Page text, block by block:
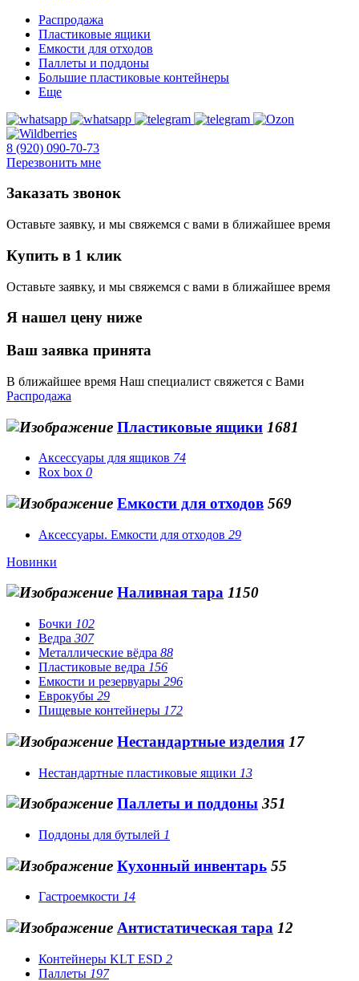
Распродажа
Пластиковые ящики
Емкости для отходов
Паллеты и поддоны
Большие пластиковые контейнеры
Еще
8 (920) 090-70-73
Перезвонить мне
Заказать звонок
Оставьте заявку, и мы свяжемся с вами в ближайшее время
Купить в 1 клик
Оставьте заявку, и мы свяжемся с вами в ближайшее время
Я нашел цену ниже
Ваш заявка принята
В ближайшее время Наш специалист свяжется с Вами
Распродажа
Пластиковые ящики 1681
Аксессуары для ящиков 74
Rox box 0
Емкости для отходов 569
Аксессуары. Емкости для отходов 29
Новинки
Наливная тара 1150
Бочки 102
Ведра 307
Металлические вёдра 88
Пластиковые ведра 156
Емкости и резервуары 296
Еврокубы 29
Пищевые контейнеры 172
Нестандартные изделия 17
Нестандартные пластиковые ящики 13
Паллеты и поддоны 351
Поддоны для бутылей 1
Кухонный инвентарь 55
Гастроемкости 14
Антистатическая тара 12
Контейнеры KLT ESD 2
Паллеты 197